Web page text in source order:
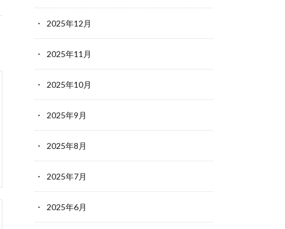
2025年12月
2025年11月
2025年10月
2025年9月
2025年8月
2025年7月
2025年6月